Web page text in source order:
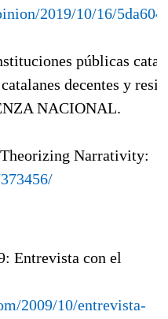
2019/10/16/
públicas
decentes y
NACIONAL.
Theorizing Narrativity:
Entrevista con el
2009/10/entrevista-